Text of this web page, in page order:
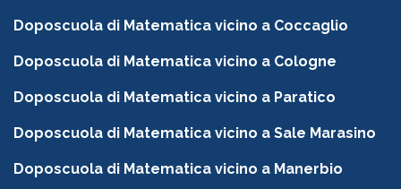
Doposcuola di Matematica vicino a Coccaglio
Doposcuola di Matematica vicino a Cologne
Doposcuola di Matematica vicino a Paratico
Doposcuola di Matematica vicino a Sale Marasino
Doposcuola di Matematica vicino a Manerbio